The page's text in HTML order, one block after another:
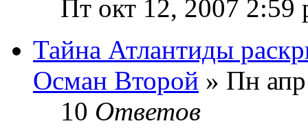
Пт окт 12, 2007 2:59
Тайна Атлантиды
Осман Второй » Пн
10 Ответов